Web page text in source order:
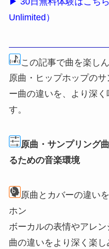
Unlimited）
この記事で曲を楽し
原曲・ヒップホップの
ー曲の違いを、より深
す。
原曲・サンプリング
るための音楽環境
原曲とカバーの違い
ホン
ボーカルの表情やアレン
曲の違いをより深く楽